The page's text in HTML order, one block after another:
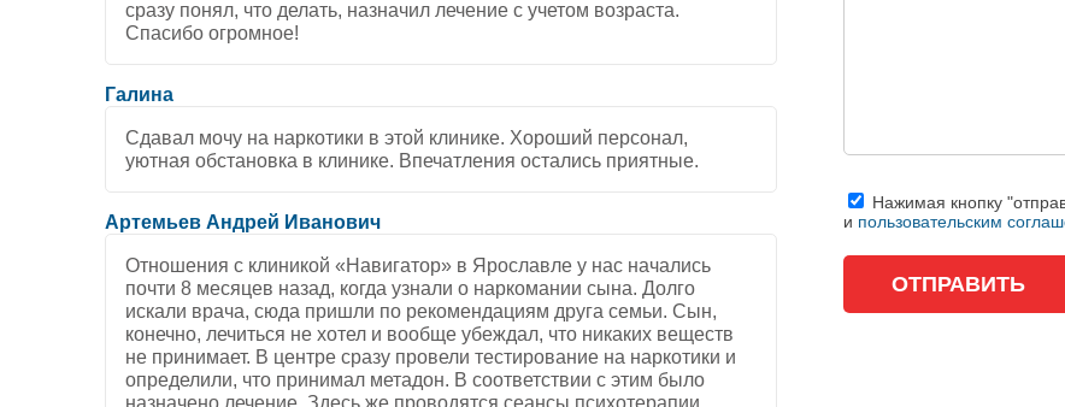
сразу понял, что делать, назначил лечение с учетом возраста.
Спасибо огромное!
Галина
Сдавал мочу на наркотики в этой клинике. Хороший персонал,
уютная обстановка в клинике. Впечатления остались приятные.
Артемьев Андрей Иванович
Отношения с клиникой «Навигатор» в Ярославле у нас начались
почти 8 месяцев назад, когда узнали о наркомании сына. Долго
искали врача, сюда пришли по рекомендациям друга семьи. Сын,
конечно, лечиться не хотел и вообще убеждал, что никаких веществ
не принимает. В центре сразу провели тестирование на наркотики и
определили, что принимал метадон. В соответствии с этим было
назначено лечение. Здесь же проводятся сеансы психотерапии,
Нажимая кнопку
и пользовательским